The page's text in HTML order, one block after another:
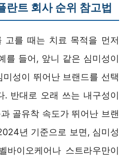
란트 회사 순위 참고법
고를 때는 치료 목적을 먼저
를 들어, 앞니 같은 심미성이
성이 뛰어난 브랜드를 선택
. 반대로 오래 쓰는 내구성이
골유착 속도가 뛰어난 브랜
년 기준으로 보면, 심미성
바이오케어나 스트라우만이